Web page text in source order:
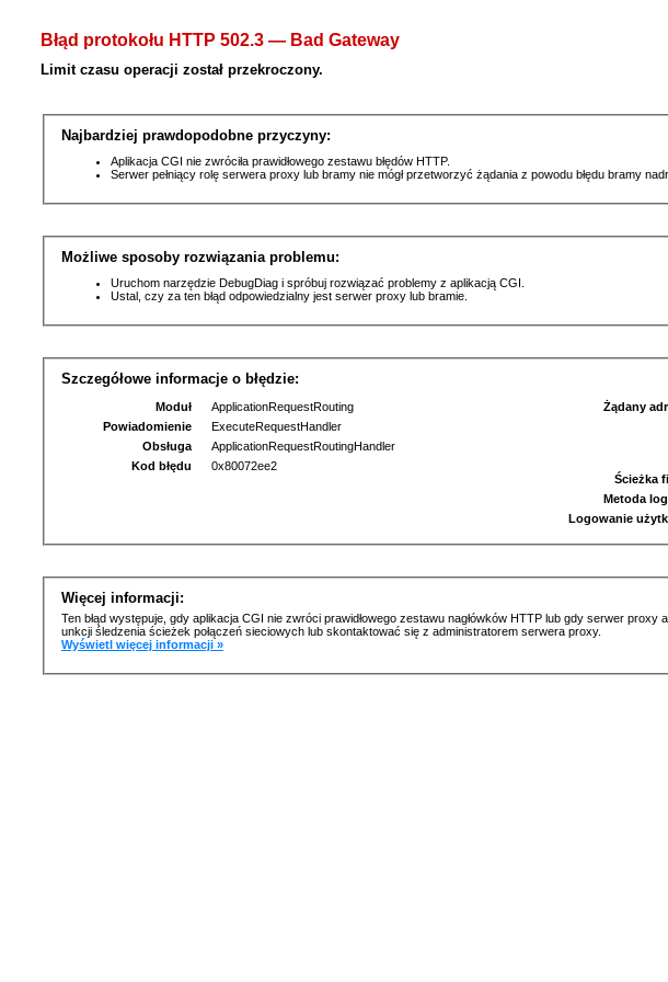
Błąd protokołu HTTP 502.3 — Bad Gateway
Limit czasu operacji został przekroczony.
Najbardziej prawdopodobne przyczyny:
Aplikacja CGI nie zwróciła prawidłowego zestawu błędów HTTP.
Serwer pełniący rolę serwera proxy lub bramy nie mógł przetworzyć żądania z powodu błędu bramy
Możliwe sposoby rozwiązania problemu:
Uruchom narzędzie DebugDiag i spróbuj rozwiązać problemy z aplikacją CGI.
Ustal, czy za ten błąd odpowiedzialny jest serwer proxy lub bramie.
Szczegółowe informacje o błędzie:
Moduł
ApplicationRequestRouting
Powiadomienie
ExecuteRequestHandler
Obsługa
ApplicationRequestRoutingHandler
Kod błędu
0x80072ee2
Żądany
Ścieżka
Metoda
Logowanie
Więcej informacji:
Ten błąd występuje, gdy aplikacja CGI nie zwróci prawidłowego zestawu nagłówków HTTP lub gdy serwer
unkcji śledzenia ścieżek połączeń sieciowych lub skontaktować się z administratorem serwera proxy.
Wyświetl więcej informacji »